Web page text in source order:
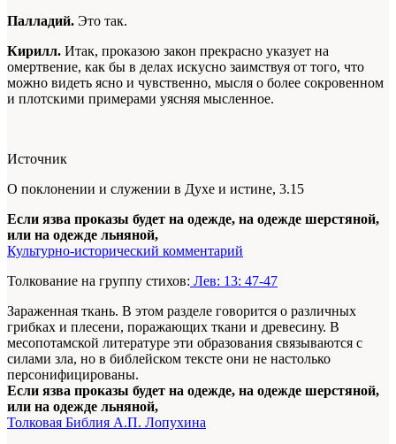
Палладий. Это так.
Кирилл. Итак, проказою закон прекрасно указует на
омертвение, как бы в делах искусно заимствуя от того, что
можно видеть ясно и чувственно, мысля о более сокровенном
и плотскими примерами уясняя мысленное.
Источник
О поклонении и служении в Духе и истине, 3.15
Если язва проказы будет на одежде, на одежде шерстяной,
или на одежде льняной,
Культурно-исторический комментарий
Толкование на группу стихов: Лев: 13: 47-47
Зараженная ткань. В этом разделе говорится о различных
грибках и плесени, поражающих ткани и древесину. В
месопотамской литературе эти образования связываются с
силами зла, но в библейском тексте они не настолько
персонифицированы.
Если язва проказы будет на одежде, на одежде шерстяной,
или на одежде льняной,
Толковая Библия А.П. Лопухина